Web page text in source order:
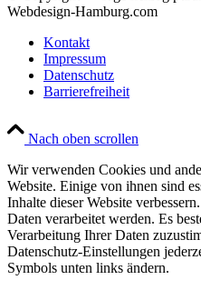
Webdesign-Hamburg.com
Kontakt
Impressum
Datenschutz
Barrierefreiheit
Nach oben scrollen
Wir verwenden Cookies und
Website. Einige von ihnen sind
Inhalte dieser Website
Daten verarbeitet werden. Es
Verarbeitung Ihrer Daten
Datenschutz-Einstellungen
Symbols unten links ändern.